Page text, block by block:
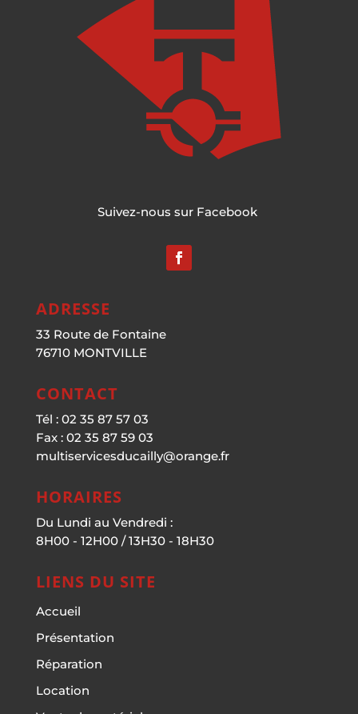
Suivez-nous sur Facebook
ADRESSE
33 Route de Fontaine
76710 MONTVILLE
CONTACT
Tél : 02 35 87 57 03
Fax : 02 35 87 59 03
multiservicesducailly@orange.fr
HORAIRES
Du Lundi au Vendredi :
8H00 - 12H00 / 13H30 - 18H30
LIENS DU SITE
Accueil
Présentation
Réparation
Location